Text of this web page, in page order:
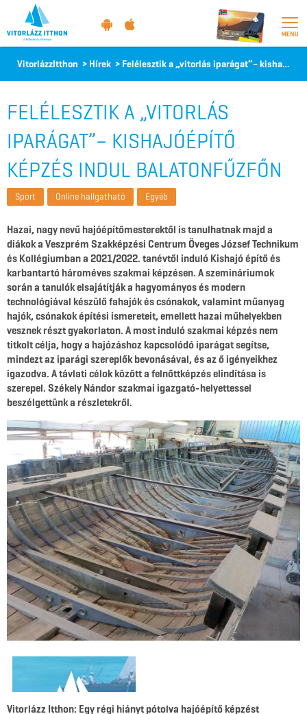
Vitorlázz
itthon
VitorlázzItthon > Hírek > Felélesztik a „vitorlás iparágat”– kishajóépítő képzés indul Balatonfűzfőn
FELÉLESZTIK A „VITORLÁS
IPARÁGAT”– KISHAJÓÉPÍTŐ
KÉPZÉS INDUL BALATONFŰZFŐN
Sport Online hallgatható Egyéb
Hazai, nagy nevű hajóépítőmesterektől is tanulhatnak majd a
diákok a Veszprém Szakképzési Centrum Öveges József Technikum
és Kollégiumban a 2021/2022. tanévtől induló Kishajó építő és
karbantartó hároméves szakmai képzésen. A szemináriumok
során a tanulók elsajátítják a hagyományos és modern
technológiával készülő fahajók és csónakok, valamint műanyag
hajók, csónakok építési ismereteit, emellett hazai műhelyekben
vesznek részt gyakorlaton. A most induló szakmai képzés nem
titkolt célja, hogy a hajózáshoz kapcsolódó iparágat segítse,
mindezt az iparági szereplők bevonásával, és az ő igényeikhez
igazodva. A távlati célok között a felnőttképzés elindítása is
szerepel. Székely Nándor szakmai igazgató-helyettessel
beszélgettünk a részletekről.
Vitorlázz Itthon: Egy régi hiányt pótolva hajóépítő képzést